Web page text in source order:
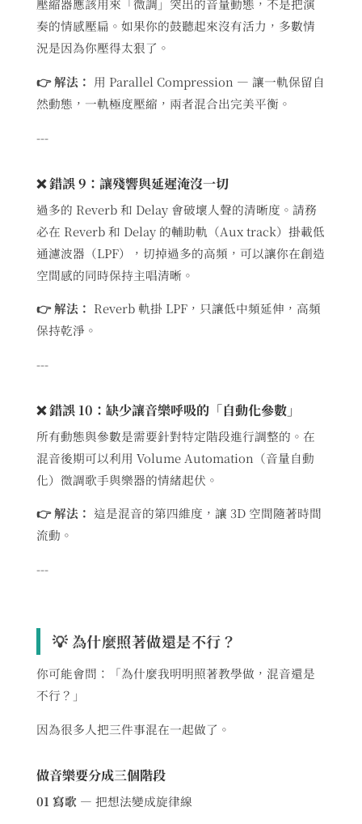
壓縮器應該用來「微調」突出的音量動態，不是把演
奏的情感壓扁。如果你的鼓聽起來沒有活力，多數情
況是因為你壓得太狠了。
👉 解法： 用 Parallel Compression — 讓一軌保留自
然動態，一軌極度壓縮，兩者混合出完美平衡。
---
❌ 錯誤 9：讓殘響與延遲淹沒一切
過多的 Reverb 和 Delay 會破壞人聲的清晰度。請務
必在 Reverb 和 Delay 的輔助軌（Aux track）掛載低
通濾波器（LPF），切掉過多的高頻，可以讓你在創造
空間感的同時保持主唱清晰。
👉 解法： Reverb 軌掛 LPF，只讓低中頻延伸，高頻
保持乾淨。
---
❌ 錯誤 10：缺少讓音樂呼吸的「自動化參數」
所有動態與參數是需要針對特定階段進行調整的。在
混音後期可以利用 Volume Automation（音量自動
化）微調歌手與樂器的情緒起伏。
👉 解法： 這是混音的第四維度，讓 3D 空間隨著時間
流動。
---
💡 為什麼照著做還是不行？
你可能會問：「為什麼我明明照著教學做，混音還是
不行？」
因為很多人把三件事混在一起做了。
做音樂要分成三個階段
01 寫歌 — 把想法變成旋律線